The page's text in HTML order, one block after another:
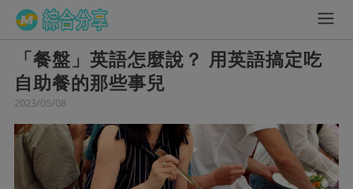
「餐盤」英語怎麼說？ 用英語搞定吃
自助餐的那些事兒
2023/05/08